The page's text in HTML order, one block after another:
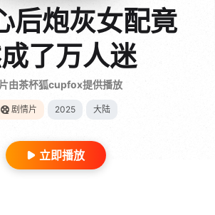
后炮灰女配竟
了万人迷
由茶杯狐cupfox提供播放
剧情片 2025 大陆
立即播放